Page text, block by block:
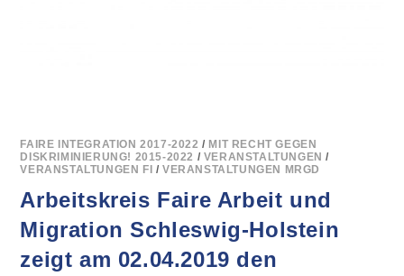
FAIRE INTEGRATION 2017-2022 / MIT RECHT GEGEN
DISKRIMINIERUNG! 2015-2022 / VERANSTALTUNGEN /
VERANSTALTUNGEN FI /VERANSTALTUNGEN MRGD
Arbeitskreis Faire Arbeit und
Migration Schleswig-Holstein
zeigt am 02.04.2019 den